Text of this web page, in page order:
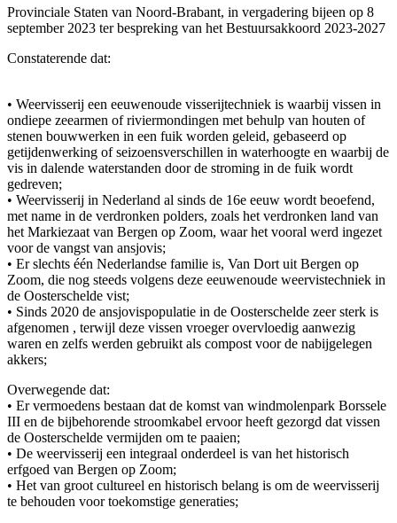
Provinciale Staten van Noord-Brabant, in vergadering bijeen op 8
september 2023 ter bespreking van het Bestuursakkoord 2023-2027
Constaterende dat:
• Weervisserij een eeuwenoude visserijtechniek is waarbij vissen in
ondiepe zeearmen of riviermondingen met behulp van houten of
stenen bouwwerken in een fuik worden geleid, gebaseerd op
getijdenwerking of seizoensverschillen in waterhoogte en waarbij de
vis in dalende waterstanden door de stroming in de fuik wordt
gedreven;
• Weervisserij in Nederland al sinds de 16e eeuw wordt beoefend,
met name in de verdronken polders, zoals het verdronken land van
het Markiezaat van Bergen op Zoom, waar het vooral werd ingezet
voor de vangst van ansjovis;
• Er slechts één Nederlandse familie is, Van Dort uit Bergen op
Zoom, die nog steeds volgens deze eeuwenoude weervistechniek in
de Oosterschelde vist;
• Sinds 2020 de ansjovispopulatie in de Oosterschelde zeer sterk is
afgenomen , terwijl deze vissen vroeger overvloedig aanwezig
waren en zelfs werden gebruikt als compost voor de nabijgelegen
akkers;
Overwegende dat:
• Er vermoedens bestaan dat de komst van windmolenpark Borssele
III en de bijbehorende stroomkabel ervoor heeft gezorgd dat vissen
de Oosterschelde vermijden om te paaien;
• De weervisserij een integraal onderdeel is van het historisch
erfgoed van Bergen op Zoom;
• Het van groot cultureel en historisch belang is om de weervisserij
te behouden voor toekomstige generaties;